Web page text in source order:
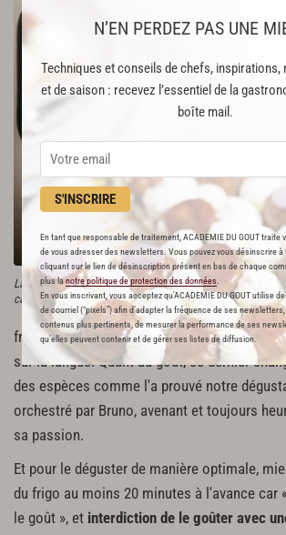
N’EN PERDEZ PAS UNE
Techniques et conseils de chefs, inspirations,
et de saison : recevez l’essentiel de la
boîte mail.
S'INSCRIRE
En tant que responsable de traitement, ACADEMIE DU GOUT traite
de vous adresser des newsletters. Vous pouvez vous désinscrire
cliquant sur le lien de désinscription présent en bas de chaque
plus lanotre politique de protection des données
En vous inscrivant, vous acceptez qu'ACADEMIE DU GOUT utilise
de courriel (“pixels”) afin d’adapter la fréquence de ses
contenus plus pertinents, de mesurer la performance de ses
qu’elles peuvent contenir et de gérer ses listes de diffusion.
La brillance, l'une des qualités d'un bon
caviar
caviar ?
éleveurs,
nourrir
fait de se
des
Bruno
face au
compte :
(plus il
vieux),
souple –
fraîcheur – et ses grains plus ou moins
sur la langue. Quant au goût, ce dernier
des espèces comme l'a prouvé notre
orchestré par Bruno, avenant et toujours
sa passion.
Et pour le déguster de manière optimale,
du frigo au moins 20 minutes à l'avance car
le goût », et interdiction de le goûter avec